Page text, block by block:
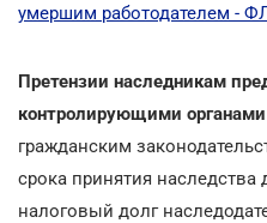
умершим работодателем -
Претензии наследникам
контролирующими органами
гражданским
срока принятия
налоговый долг